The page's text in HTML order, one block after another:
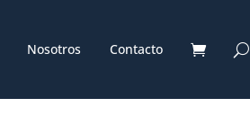
Nosotros Contacto